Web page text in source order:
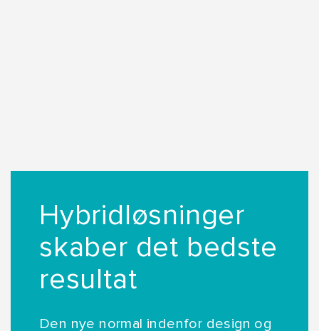
Hybridløsninger
skaber det bedste
resultat
Den nye normal indenfor design og